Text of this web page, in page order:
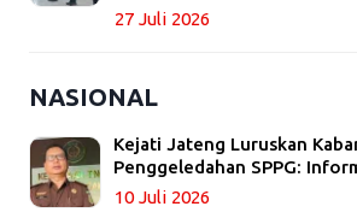
27 Juli 2026
NASIONAL
Kejati Jateng Luruskan
Penggeledahan SPPG:
10 Juli 2026